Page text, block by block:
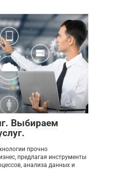
0
Выбираем
прочно
предлагая инструменты
анализа данных и